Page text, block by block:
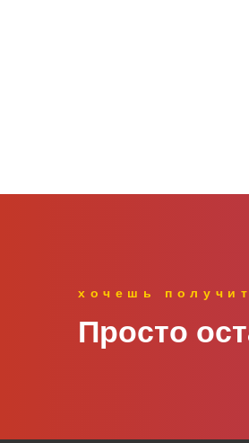
хочешь
Просто